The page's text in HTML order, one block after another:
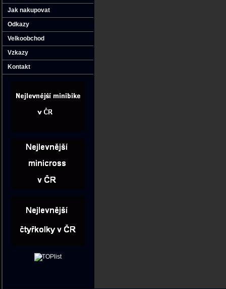
Jak nakupovat
Odkazy
Velkoobchod
Vzkazy
Kontakt